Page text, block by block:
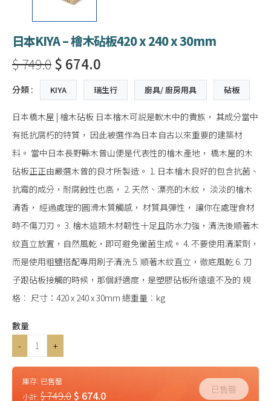
日本KIYA – 檜木砧板420 x 240 x 30mm
$ 749.0$ 674.0
分類 : KIYA 瑞生行 廚具/ 廚房用具 砧板
日本橋木屋 | 檜木砧板 日本檜木可説是軟木中的貴族， 其成分當中
有抵抗腐朽的特質， 因此被選作為日本自古以來重要的建築材
料。 當中日本長野縣木曾山便是代表性的檜木產地， 橋木屋的木
砧板正正由嚴選木曾的良才所製造。 1. 日本檜木良好的包含抗菌、
抗霉的成分，耐腐蝕性也高， 2. 天然、漂亮的木紋， 淡淡的檜木
清香， 經過處理的圓滑木質觸感， 材質具彈性， 讓你在處理食材
時不傷刀刃。 3. 檜木這類木材韌性十足且防水力強，清洗後順著木
紋直立放置，自然風乾，即可避免黴菌生成。 4. 不要使用清潔劑，
而是使用粗鹽搭配專用刷子清洗 5. 順著木紋直立，徹底風乾 6. 刀
子跟砧板接觸的時候，那個舒適度，是塑膠砧板所遠遠不及的 規
格︰ 尺寸：420 x 240 x 30mm 總重量︰kg
數量
-
+
庫存: 已售罄
小計: $ 749.0$ 674.0 已售罄